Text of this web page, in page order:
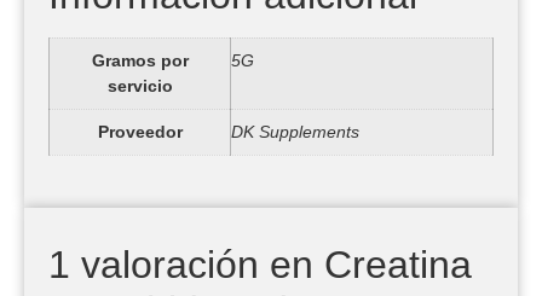
Gramos por
servicio
5G
Proveedor DK Supplements
1 valoración en Creatina